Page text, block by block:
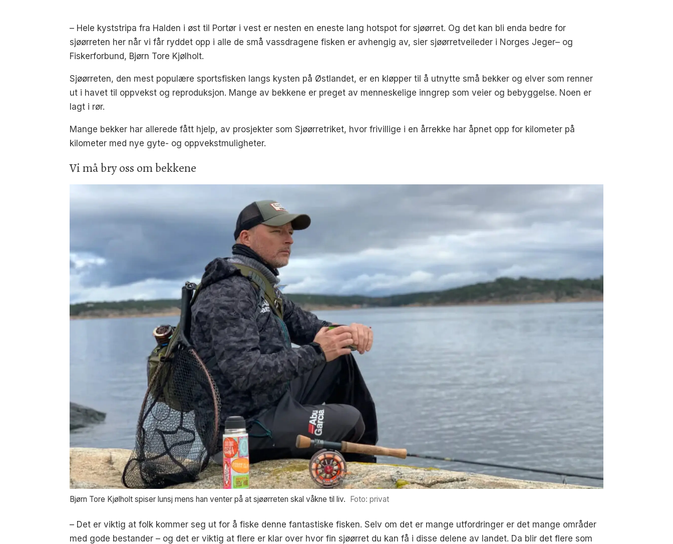
– Hele kyststripa fra Halden i øst til Portør i vest er nesten en eneste lang hotspot for sjøørret. Og det kan bli enda bedre for
sjøørreten her når vi får ryddet opp i alle de små vassdragene fisken er avhengig av, sier sjøørretveileder i Norges Jeger– og
Fiskerforbund, Bjørn Tore Kjølholt.
Sjøørreten, den mest populære sportsfisken langs kysten på Østlandet, er en kløpper til å utnytte små bekker og elver som renner
ut i havet til oppvekst og reproduksjon. Mange av bekkene er preget av menneskelige inngrep som veier og bebyggelse. Noen er
lagt i rør.
Mange bekker har allerede fått hjelp, av prosjekter som Sjøørretriket, hvor frivillige i en årrekke har åpnet opp for kilometer på
kilometer med nye gyte- og oppvekstmuligheter.
Vi må bry oss om bekkene
Bjørn Tore Kjølholt spiser lunsj mens han venter på at sjøørreten skal våkne til liv. Foto: privat
– Det er viktig at folk kommer seg ut for å fiske denne fantastiske fisken. Selv om det er mange utfordringer er det mange områder
med gode bestander – og det er viktig at flere er klar over hvor fin sjøørret du kan få i disse delene av landet. Da blir det flere som